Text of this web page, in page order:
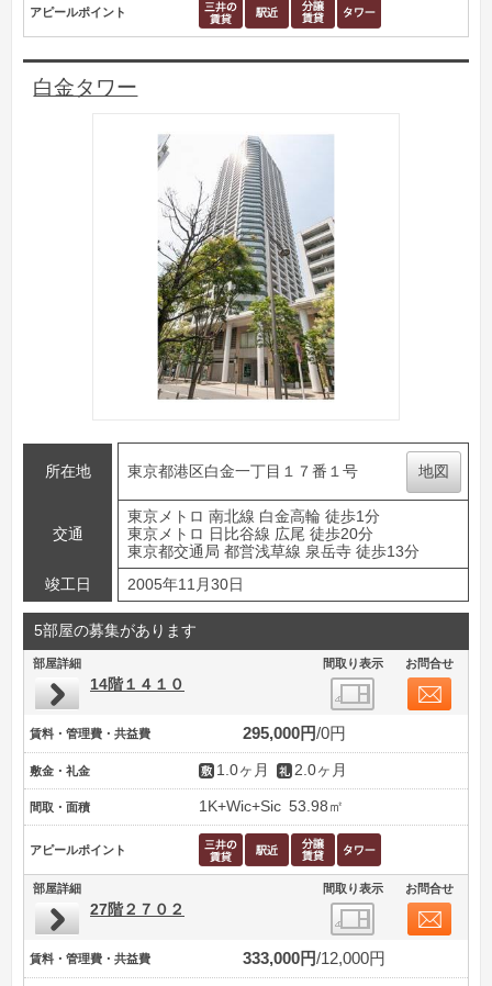
アピールポイント
白金タワー
所在地 東京都港区白金一丁目１７番１号 地図
交通
東京メトロ 南北線 白金高輪 徒歩1分
東京メトロ 日比谷線 広尾 徒歩20分
東京都交通局 都営浅草線 泉岳寺 徒歩13分
竣工日
2005年11月30日
5部屋の募集があります
部屋詳細 間取り表示 お問合せ
14階１４１０
賃料・管理費・共益費 295,000円 0円
敷金・礼金 1.0ヶ月 2.0ヶ月
間取・面積 1K+Wic+Sic 53.98㎡
アピールポイント
部屋詳細 間取り表示 お問合せ
27階２７０２
賃料・管理費・共益費 333,000円 12,000円